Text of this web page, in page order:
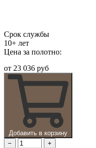
Срок службы
10+ лет
Цена за полотно:
от 23 036 руб
Добавить в корзину
−
+